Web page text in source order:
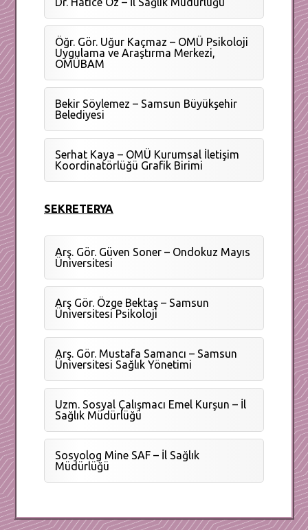
Öğr. Gör. Uğur Kaçmaz – OMÜ Psikoloji
Uygulama ve Araştırma Merkezi,
OMÜBAM
Bekir Söylemez – Samsun Büyükşehir
Belediyesi
Serhat Kaya – OMÜ Kurumsal İletişim
Koordinatörlüğü Grafik Birimi
SEKRETERYA
Arş. Gör. Güven Soner – Ondokuz Mayıs
Üniversitesi
Arş Gör. Özge Bektaş – Samsun
Üniversitesi Psikoloji
Arş. Gör. Mustafa Samancı – Samsun
Üniversitesi Sağlık Yönetimi
Uzm. Sosyal Çalışmacı Emel Kurşun – İl
Sağlık Müdürlüğü
Sosyolog Mine SAF – İl Sağlık
Müdürlüğü